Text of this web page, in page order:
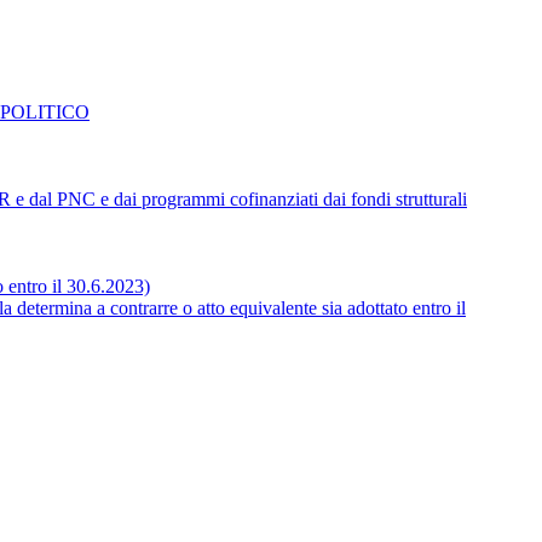
e dal PNC e dai programmi cofinanziati dai fondi strutturali
entro il 30.6.2023)
a contrarre o atto equivalente sia adottato entro il